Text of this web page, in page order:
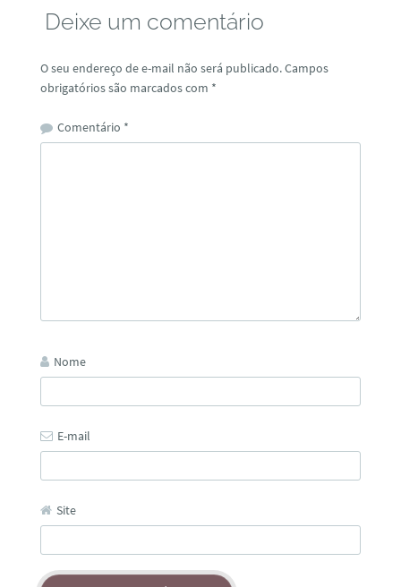
Deixe um comentário
O seu endereço de e-mail não será publicado.Campos
obrigatórios são marcados com *
Comentário *
Nome
E-mail
Site